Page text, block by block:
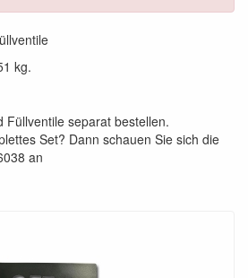
kg.
Füllventile separat bestellen.
Set? Dann schauen Sie sich die
an